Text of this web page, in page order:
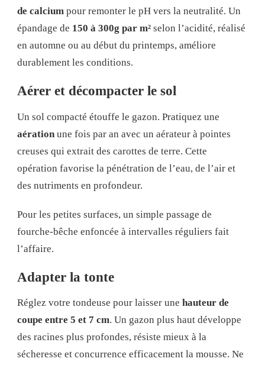
de calcium pour remonter le pH vers la neutralité. Un
épandage de 150 à 300g par m² selon l’acidité, réalisé
en automne ou au début du printemps, améliore
durablement les conditions.
Aérer et décompacter le sol
Un sol compacté étouffe le gazon. Pratiquez une
aération une fois par an avec un aérateur à pointes
creuses qui extrait des carottes de terre. Cette
opération favorise la pénétration de l’eau, de l’air et
des nutriments en profondeur.
Pour les petites surfaces, un simple passage de
fourche-bêche enfoncée à intervalles réguliers fait
l’affaire.
Adapter la tonte
Réglez votre tondeuse pour laisser une hauteur de
coupe entre 5 et 7 cm. Un gazon plus haut développe
des racines plus profondes, résiste mieux à la
sécheresse et concurrence efficacement la mousse. Ne